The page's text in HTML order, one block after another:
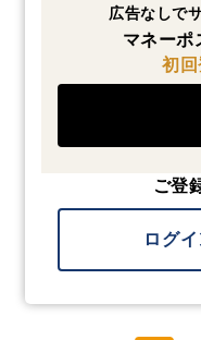
広告なしで
マネーポ
初回
ご登
ログ